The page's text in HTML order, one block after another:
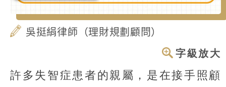
吳挺絹律師（理財規劃顧問）
字級放大
許多失智症患者的親屬，是在接手照顧